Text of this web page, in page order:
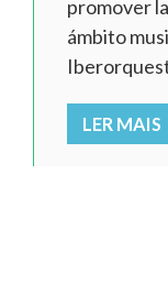
promover
ámbito
LER MAIS